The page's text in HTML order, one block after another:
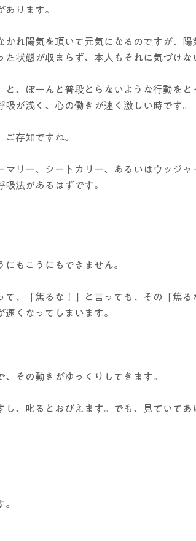
ります。
かれ陽気を頂いて元気になるのですが、
た状態が収まらず、本人もそれに気づけな
と、ぽーんと普段とらないような行動を
が浅く、心の働きが速く激しい時です。
存知ですね。
マリー、シートカリー、あるいはウッジ
法があるはずです。
もこうにもできません。
て、「焦るな！」と言っても、その「焦
くなってしまいます。
その動きがゆっくりしてきます。
、叱るとおびえます。でも、見ていてあ